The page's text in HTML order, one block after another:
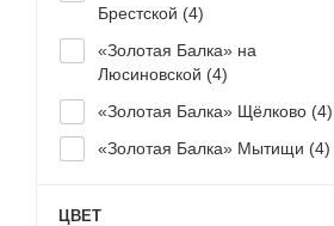
Брестской (4)
«Золотая Балка» на
Люсиновской (4)
«Золотая Балка» Щёлково (4)
«Золотая Балка» Мытищи (4)
ЦВЕТ